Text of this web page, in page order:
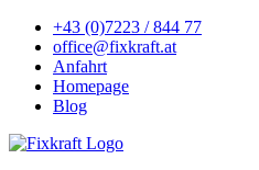
+43 (0)7223 / 844 77
office@fixkraft.at
Anfahrt
Homepage
Blog